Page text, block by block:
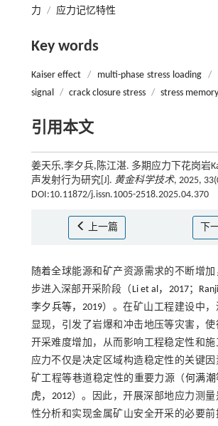
力 / 应力记忆特性
Key words
Kaiser effect / multi-phase stress loading /
signal / crack closure stress / stress
引用本文
姜天乐,李夕兵,陈江湛. 多期应力下花岗岩
声发射行为研究[J]. 黄金科学技术, 2025,
DOI:10.11872/j.issn.1005-2518.2025.04.370
上一篇 下
随着全球能源和矿产资源需求的不断增
步进入深部开采阶段（ Li et al，2017；
李夕兵等，2019）。在矿山工程建设中
显现，引发了岩爆和冲击地压等灾害，
开采难度增加，从而影响工程稳定性和
应力不仅是决定区域构造稳定性的关键
矿工程等巷道稳定性的重要力源（何满潮
虎，2012）。因此，开展深部地应力测量
性分析和实现金属矿山安全开采的必要前